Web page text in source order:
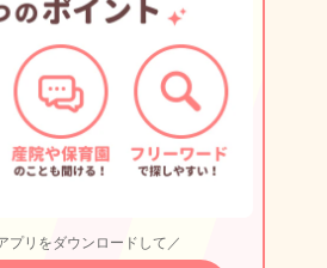
プリをダウンロードして／